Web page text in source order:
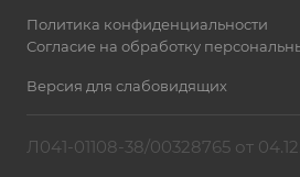
Политика конфиденциальности
Согласие на обработку
Версия для слабовидящих
Л041-01108-38/00328765 от